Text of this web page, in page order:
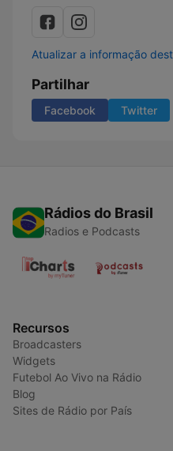
Atualizar a informação
Partilhar
Facebook Twitter
Rádios do Brasil
Radios e Podcasts
Recursos
Broadcasters
Widgets
Futebol Ao Vivo na Rádio
Blog
Sites de Rádio por País